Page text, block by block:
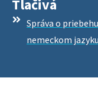
Tlačivá
Správa o
nemeckom